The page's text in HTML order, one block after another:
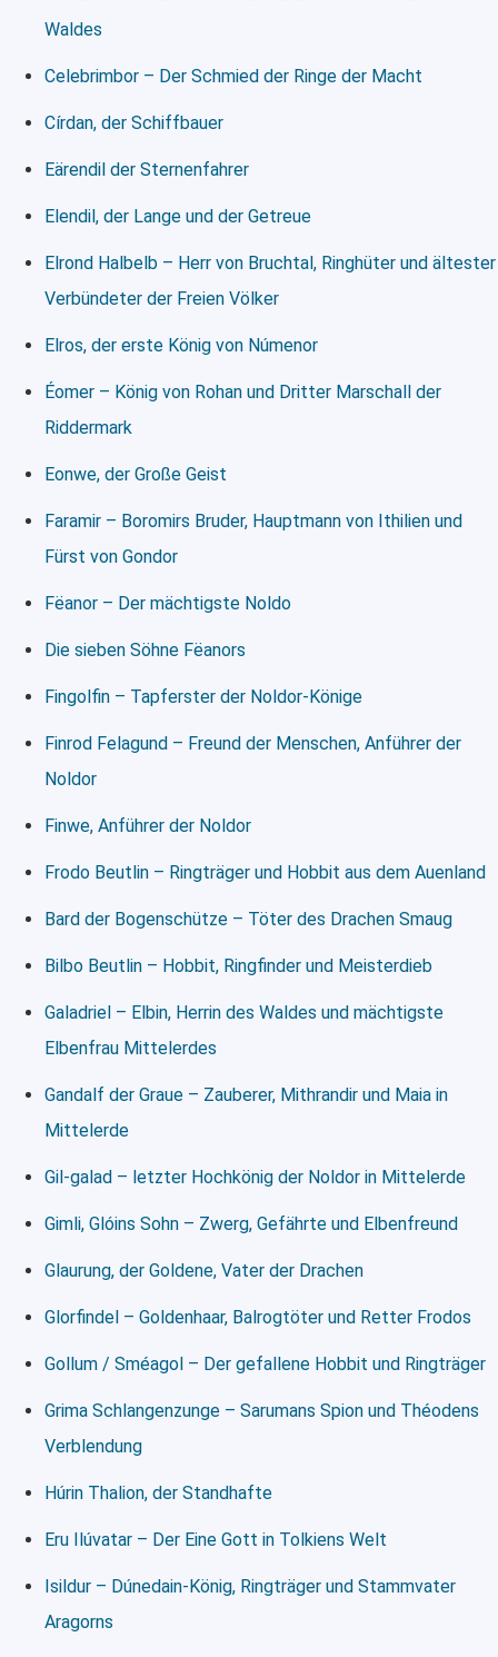
Waldes
Celebrimbor – Der Schmied der Ringe der Macht
Círdan, der Schiffbauer
Eärendil der Sternenfahrer
Elendil, der Lange und der Getreue
Elrond Halbelb – Herr von Bruchtal, Ringhüter und ältester
Verbündeter der Freien Völker
Elros, der erste König von Númenor
Éomer – König von Rohan und Dritter Marschall der
Riddermark
Eonwe, der Große Geist
Faramir – Boromirs Bruder, Hauptmann von Ithilien und
Fürst von Gondor
Fëanor – Der mächtigste Noldo
Die sieben Söhne Fëanors
Fingolfin – Tapferster der Noldor-Könige
Finrod Felagund – Freund der Menschen, Anführer der
Noldor
Finwe, Anführer der Noldor
Frodo Beutlin – Ringträger und Hobbit aus dem Auenland
Bard der Bogenschütze – Töter des Drachen Smaug
Bilbo Beutlin – Hobbit, Ringfinder und Meisterdieb
Galadriel – Elbin, Herrin des Waldes und mächtigste
Elbenfrau Mittelerdes
Gandalf der Graue – Zauberer, Mithrandir und Maia in
Mittelerde
Gil-galad – letzter Hochkönig der Noldor in Mittelerde
Gimli, Glóins Sohn – Zwerg, Gefährte und Elbenfreund
Glaurung, der Goldene, Vater der Drachen
Glorfindel – Goldenhaar, Balrogtöter und Retter Frodos
Gollum / Sméagol – Der gefallene Hobbit und Ringträger
Grima Schlangenzunge – Sarumans Spion und Théodens
Verblendung
Húrin Thalion, der Standhafte
Eru Ilúvatar – Der Eine Gott in Tolkiens Welt
Isildur – Dúnedain-König, Ringträger und Stammvater
Aragorns